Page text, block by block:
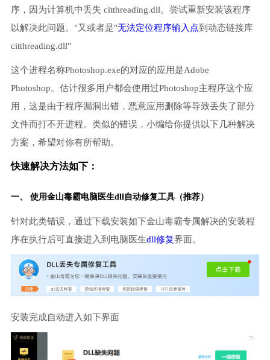
序，因为计算机中丢失 citthreading.dll。尝试重新安装该程序
以解决此问题。"又或者是"无法定位程序输入点到动态链接库
citthreading.dll"
这个进程名称Photoshop.exe的对应的应用是Adobe
Photoshop。估计很多用户都会使用过Photoshop主程序这个应
用，这是由于程序漏洞出错，恶意应用删除等导致丢失了部分
文件而打不开进程。类似的错误，小编给你提供以下几种解决
方案，希望对你有所帮助。
快速解决方法如下：
一、 使用金山毒霸电脑医生dll自动修复工具（推荐）
针对此类错误，通过下载安装如下金山毒霸专属解决的安装程
序在执行后可直接进入到电脑医生dll修复界面。
安装完成自动进入如下界面